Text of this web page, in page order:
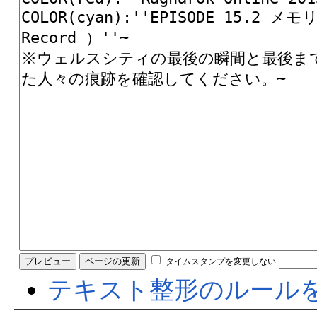
タイムスタンプを変更しない
テキスト整形のルール